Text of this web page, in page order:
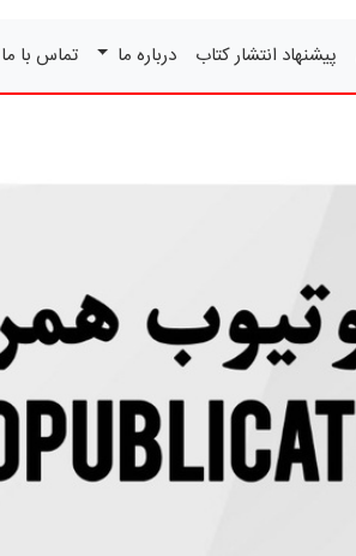
پیشنهاد انتشار کتاب درباره ما تماس با